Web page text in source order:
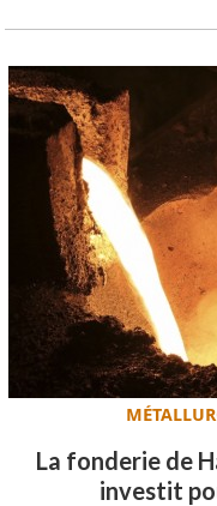
La fonderie de
investit